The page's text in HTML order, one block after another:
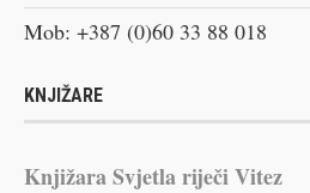
Mob: +387 (0)60 33 88 018
KNJIŽARE
Knjižara Svjetla riječi Vitez